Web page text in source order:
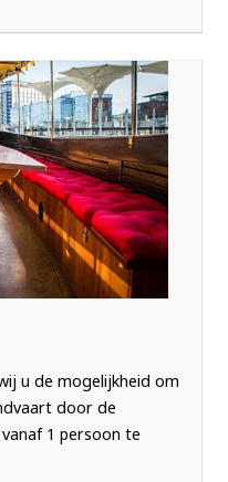
u de mogelijkheid om
door de
1 persoon te